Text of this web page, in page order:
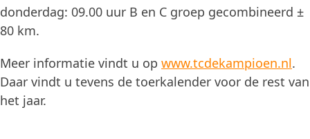
donderdag: 09.00 uur B en C groep gecombineerd ±
80 km.
Meer informatie vindt u op www.tcdekampioen.nl.
Daar vindt u tevens de toerkalender voor de rest van
het jaar.